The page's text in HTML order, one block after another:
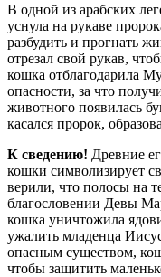
В одной из арабских
уснула на рукаве
разбудить и прогнать
отрезал свой рукав,
кошка отблагодарила
опасности, за что
животного появилась
касался пророк,
К сведению! Древние
кошки символизирует
верили, что полосы на
благословении Девы
кошка уничтожила
ужалить младенца
опасным существом,
чтобы защитить